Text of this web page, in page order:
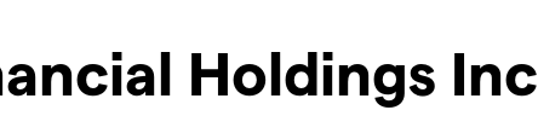
Holdings Inc